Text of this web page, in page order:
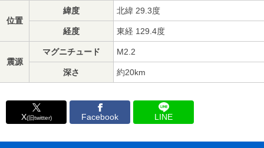
位置
緯度 北緯 29.3度
経度 東経 129.4度
震源
マグニチュード M2.2
深さ 約20km
X(旧twitter) Facebook LINE